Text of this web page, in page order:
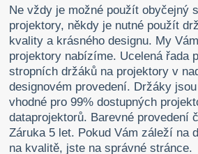
Ne vždy je možné použít obyčejný
projektory, někdy je nutné použít
kvality a krásného designu. My
projektory nabízíme. Ucelená řada
stropních držáků na projektory v
designovém provedení. Držáky
vhodné pro 99% dostupných
dataprojektorů. Barevné provedení
Záruka 5 let. Pokud Vám záleží na
na kvalitě, jste na správné stránce.